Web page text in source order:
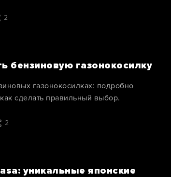
2
бензиновую газонокосилку
газонокосилках: подробно
сделать правильный выбор.
2
уникальные японские